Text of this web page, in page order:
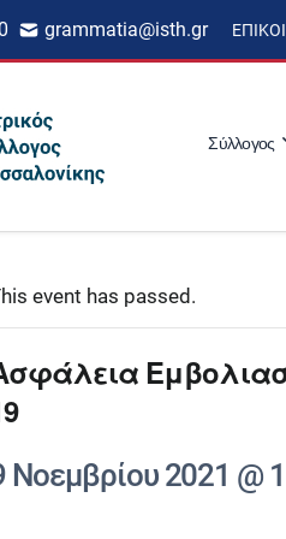
grammatia@isth.gr
Σύλλογος
event has passed.
Νοεμβρίου 2021 @